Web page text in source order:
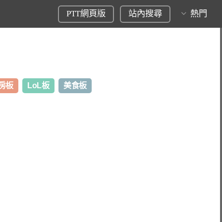
PTT網頁版 站內搜尋 熱門
板 LoL板 美食板